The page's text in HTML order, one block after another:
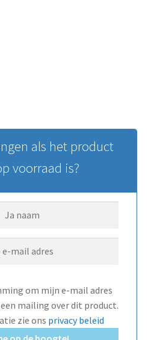
als het product
voorraad is?
om mijn e-mail adres
mailing over dit product.
zie ons privacy beleid